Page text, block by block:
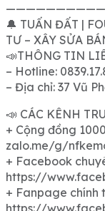
🔔 TUẤN ĐẤT |
TƯ – XÂY SỬA
📣THÔNG TIN
– Hotline:
– Địa chỉ: 37 Vũ
📣 CÁC KÊNH
+ Cộng đồng
zalo.me/g/
+ Facebook
https://
+ Fanpage chính
https://